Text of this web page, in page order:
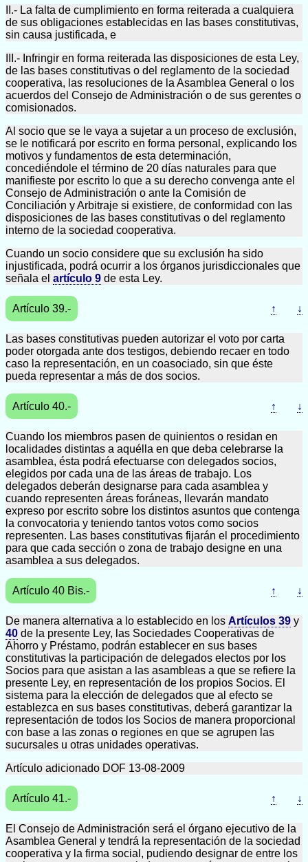
II.- La falta de cumplimiento en forma reiterada a cualquiera
de sus obligaciones establecidas en las bases constitutivas,
sin causa justificada, e
III.- Infringir en forma reiterada las disposiciones de esta Ley,
de las bases constitutivas o del reglamento de la sociedad
cooperativa, las resoluciones de la Asamblea General o los
acuerdos del Consejo de Administración o de sus gerentes o
comisionados.
Al socio que se le vaya a sujetar a un proceso de exclusión,
se le notificará por escrito en forma personal, explicando los
motivos y fundamentos de esta determinación,
concediéndole el término de 20 días naturales para que
manifieste por escrito lo que a su derecho convenga ante el
Consejo de Administración o ante la Comisión de
Conciliación y Arbitraje si existiere, de conformidad con las
disposiciones de las bases constitutivas o del reglamento
interno de la sociedad cooperativa.
Cuando un socio considere que su exclusión ha sido
injustificada, podrá ocurrir a los órganos jurisdiccionales que
señala el artículo 9 de esta Ley.
Artículo 39.- ↑ ↓
Las bases constitutivas pueden autorizar el voto por carta
poder otorgada ante dos testigos, debiendo recaer en todo
caso la representación, en un coasociado, sin que éste
pueda representar a más de dos socios.
Artículo 40.- ↑ ↓
Cuando los miembros pasen de quinientos o residan en
localidades distintas a aquélla en que deba celebrarse la
asamblea, ésta podrá efectuarse con delegados socios,
elegidos por cada una de las áreas de trabajo. Los
delegados deberán designarse para cada asamblea y
cuando representen áreas foráneas, llevarán mandato
expreso por escrito sobre los distintos asuntos que contenga
la convocatoria y teniendo tantos votos como socios
representen. Las bases constitutivas fijarán el procedimiento
para que cada sección o zona de trabajo designe en una
asamblea a sus delegados.
Artículo 40 Bis.- ↑ ↓
De manera alternativa a lo establecido en los Artículos 39 y
40 de la presente Ley, las Sociedades Cooperativas de
Ahorro y Préstamo, podrán establecer en sus bases
constitutivas la participación de delegados electos por los
Socios para que asistan a las asambleas a que se refiere la
presente Ley, en representación de los propios Socios. El
sistema para la elección de delegados que al efecto se
establezca en sus bases constitutivas, deberá garantizar la
representación de todos los Socios de manera proporcional
con base a las zonas o regiones en que se agrupen las
sucursales u otras unidades operativas.
Artículo adicionado DOF 13-08-2009
Artículo 41.- ↑ ↓
El Consejo de Administración será el órgano ejecutivo de la
Asamblea General y tendrá la representación de la sociedad
cooperativa y la firma social, pudiendo designar de entre los